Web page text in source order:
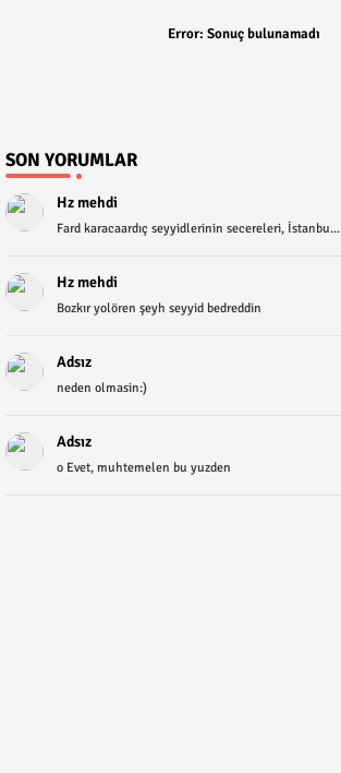
Error: Sonuç bulunamadı
SON YORUMLAR
Hz mehdi
Fard karacaardıç seyyidlerinin secereleri, İstanbu...
Hz mehdi
Bozkır yolören şeyh seyyid bedreddin
Adsız
neden olmasin:)
Adsız
o Evet, muhtemelen bu yuzden